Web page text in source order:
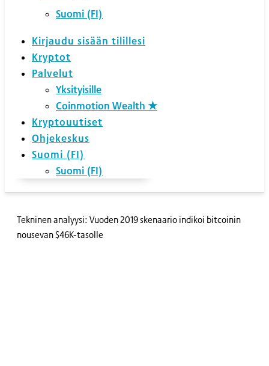
Suomi (FI)
Kirjaudu sisään tilillesi
Kryptot
Palvelut
Yksityisille
Coinmotion Wealth ★
Kryptouutiset
Ohjekeskus
Suomi (FI)
Suomi (FI)
Tekninen analyysi: Vuoden 2019 skenaario indikoi bitcoinin
nousevan $46K-tasolle